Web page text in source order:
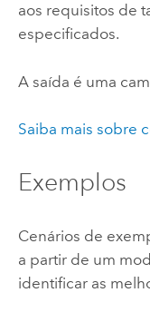
aos requisitos de
especificados.
A saída é uma
Saiba mais sobre
Exemplos
Cenários de
a partir de um
identificar as